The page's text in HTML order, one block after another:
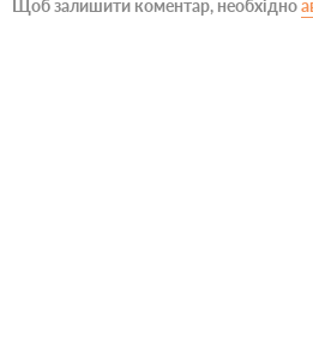
Щоб залишити коментар, необхідно